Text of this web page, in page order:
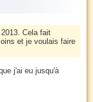
Cela fait
et je voulais faire
j'ai eu jusqu'à